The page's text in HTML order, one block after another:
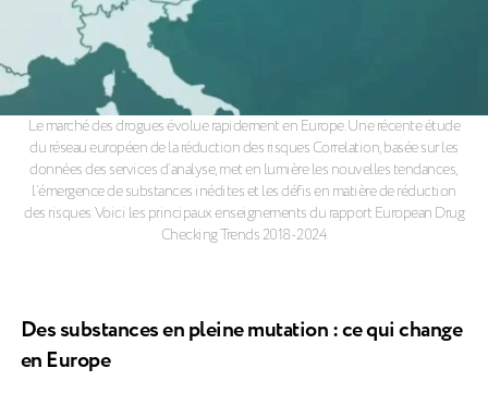
Le marché des drogues évolue rapidement en Europe. Une récente étude
du réseau européen de la réduction des risques Correlation, basée sur les
données des services d’analyse, met en lumière les nouvelles tendances,
l’émergence de substances inédites et les défis en matière de réduction
des risques. Voici les principaux enseignements du rapport European Drug
Checking Trends 2018-2024.
Des substances en pleine mutation : ce qui change
en Europe